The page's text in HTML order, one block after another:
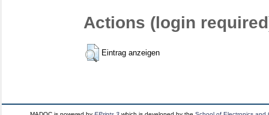
Actions (login
Eintrag anzeigen